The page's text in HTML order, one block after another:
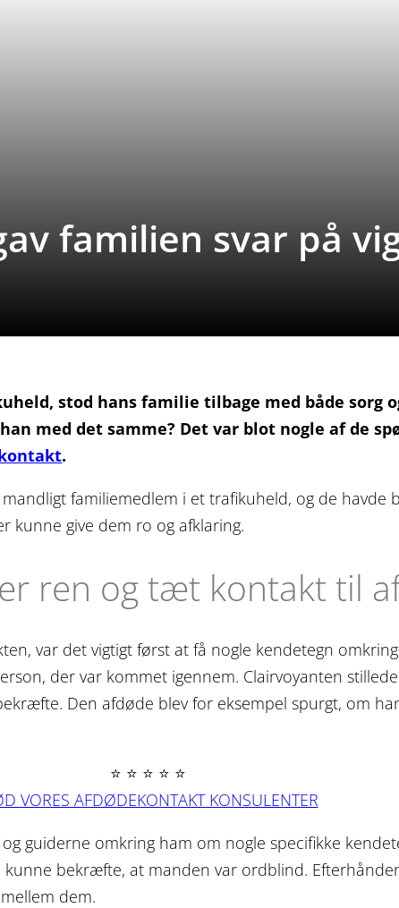
familien svar på
stod hans familie tilbage med både sorg
med det samme? Det var blot nogle af de
.
familiemedlem i et trafikuheld, og de havde
kunne give dem ro og afklaring.
ren og tæt kontakt til
var det vigtigt først at få nogle kendetegn
der var kommet igennem. Clairvoyanten
Den afdøde blev for eksempel spurgt, om
⭐ ⭐ ⭐ ⭐ ⭐
VORES AFDØDEKONTAKT KONSULENTER
guiderne omkring ham om nogle specifikke
bekræfte, at manden var ordblind.
dem.